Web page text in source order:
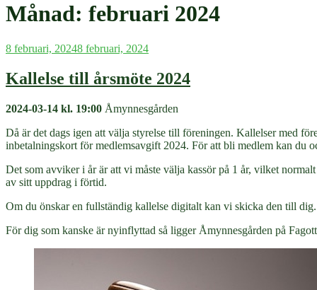
Månad: februari 2024
Publicerat
8 februari, 20248 februari, 2024
Kallelse till årsmöte 2024
2024-03-14 kl. 19:00 Åmynnesgården
Då är det dags igen att välja styrelse till föreningen. Kallelser med
inbetalningskort för medlemsavgift 2024. För att bli medlem kan du
Det som avviker i år är att vi måste välja kassör på 1 år, vilket
av sitt uppdrag i förtid.
Om du önskar en fullständig kallelse digitalt kan vi skicka den till
För dig som kanske är nyinflyttad så ligger Åmynnesgården på